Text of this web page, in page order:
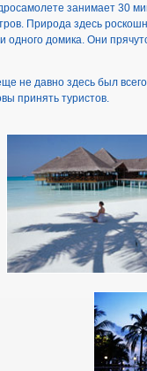
занимает 30
Природа здесь
одного домика. Они
не давно здесь был
принять туристов.